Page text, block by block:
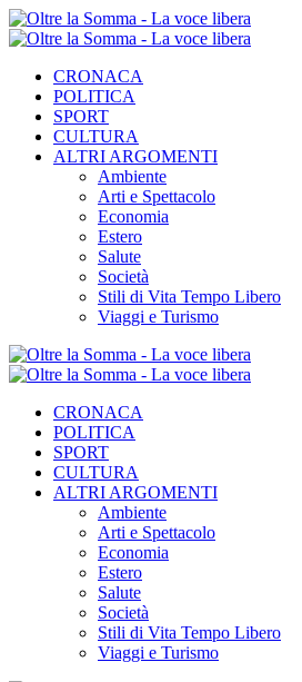
CRONACA
POLITICA
SPORT
CULTURA
ALTRI ARGOMENTI
Ambiente
Arti e Spettacolo
Economia
Estero
Salute
Società
Stili di Vita Tempo Libero
Viaggi e Turismo
CRONACA
POLITICA
SPORT
CULTURA
ALTRI ARGOMENTI
Ambiente
Arti e Spettacolo
Economia
Estero
Salute
Società
Stili di Vita Tempo Libero
Viaggi e Turismo